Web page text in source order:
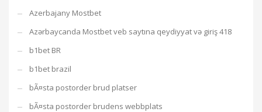
Azerbajany Mostbet
Azərbaycanda Mostbet veb saytına qeydiyyat və giriş 418
b1bet BR
b1bet brazil
bÃ¤sta postorder brud platser
bÃ¤sta postorder brudens webbplats